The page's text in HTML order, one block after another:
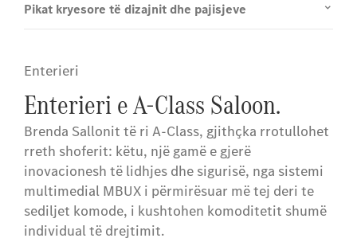
Pikat kryesore të dizajnit dhe pajisjeve
Enterieri
Enterieri e A-Class Saloon.
Brenda Sallonit të ri A-Class, gjithçka rrotullohet
rreth shoferit: këtu, një gamë e gjerë
inovacionesh të lidhjes dhe sigurisë, nga sistemi
multimedial MBUX i përmirësuar më tej deri te
sediljet komode, i kushtohen komoditetit shumë
individual të drejtimit.